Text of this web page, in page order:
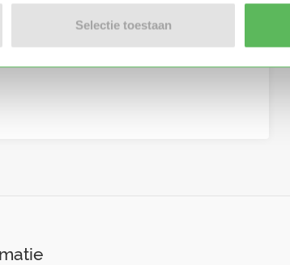
Selectie toestaan
mail
van Oppasland.